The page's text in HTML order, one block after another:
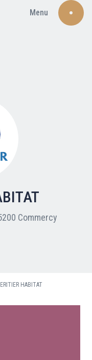
Menu
Commercy
HABITAT